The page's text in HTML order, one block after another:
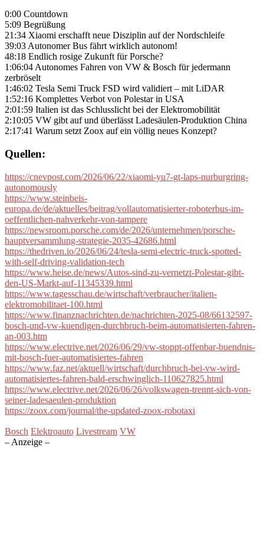
0:00 Countdown
5:09 Begrüßung
21:34 Xiaomi erschafft neue Disziplin auf der Nordschleife
39:03 Autonomer Bus fährt wirklich autonom!
48:18 Endlich rosige Zukunft für Porsche?
1:06:04 Autonomes Fahren von VW & Bosch für jedermann
zerbröselt
1:46:02 Tesla Semi Truck FSD wird validiert – mit LiDAR
1:52:16 Komplettes Verbot von Polestar in USA
2:01:59 Italien ist das Schlusslicht bei der Elektromobilität
2:10:05 VW gibt auf und überlässt Ladesäulen-Produktion China
2:17:41 Warum setzt Zoox auf ein völlig neues Konzept?
Quellen:
https://cnevpost.com/2026/06/22/xiaomi-yu7-gt-laps-nurburgring-
autonomously
https://www.steinbeis-
europa.de/de/aktuelles/beitrag/vollautomatisierter-roboterbus-im-
oeffentlichen-nahverkehr-von-tampere
https://newsroom.porsche.com/de/2026/unternehmen/porsche-
hauptversammlung-strategie-2035-42686.html
https://thedriven.io/2026/06/24/tesla-semi-electric-truck-spotted-
with-self-driving-validation-tech
https://www.heise.de/news/Autos-sind-zu-vernetzt-Polestar-gibt-
den-US-Markt-auf-11345339.html
https://www.tagesschau.de/wirtschaft/verbraucher/italien-
elektromobilitaet-100.html
https://www.finanznachrichten.de/nachrichten-2025-08/66132597-
bosch-und-vw-kuendigen-durchbruch-beim-automatisierten-fahren-
an-003.htm
https://www.electrive.net/2026/06/29/vw-stoppt-offenbar-buendnis-
mit-bosch-fuer-automatisiertes-fahren
https://www.faz.net/aktuell/wirtschaft/durchbruch-bei-vw-wird-
automatisiertes-fahren-bald-erschwinglich-110627825.html
https://www.electrive.net/2026/06/26/volkswagen-trennt-sich-von-
seiner-ladesaeulen-produktion
https://zoox.com/journal/the-updated-zoox-robotaxi
Bosch Elektroauto Livestream VW
– Anzeige –